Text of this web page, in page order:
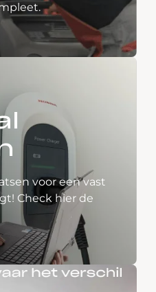
voor een vast
Check hier de